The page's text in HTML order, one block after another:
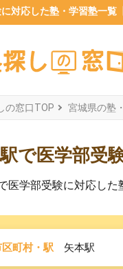
対応した塾・学習塾一覧
の窓口TOP 宮城県の塾
で医学部受
医学部受験に対応した
区町村・駅 矢本駅